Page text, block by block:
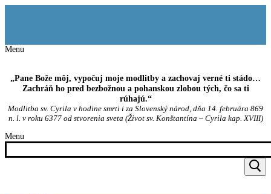
Menu
„Pane Bože môj, vypočuj moje modlitby a zachovaj verné ti stádo…
Zachráň ho pred bezbožnou a pohanskou zlobou tých, čo sa ti
rúhajú.“
Modlitba sv. Cyrila v hodine smrti i za Slovenský národ, dňa 14. februára 869
n. l. v roku 6377 od stvorenia sveta (Život sv. Konštantína – Cyrila kap. XVIII)
Menu